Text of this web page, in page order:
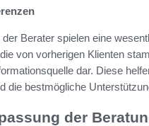
Berater spielen eine
von vorherigen Klienten
dar. Diese
die bestmögliche
der